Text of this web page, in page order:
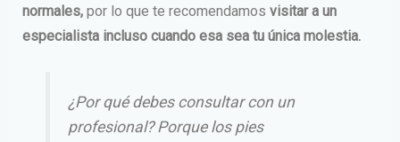
normales,por lo que te recomendamos visitar a un
especialista incluso cuando esa sea tu única molestia.
¿Por qué debes consultar con un
profesional? Porque los pies